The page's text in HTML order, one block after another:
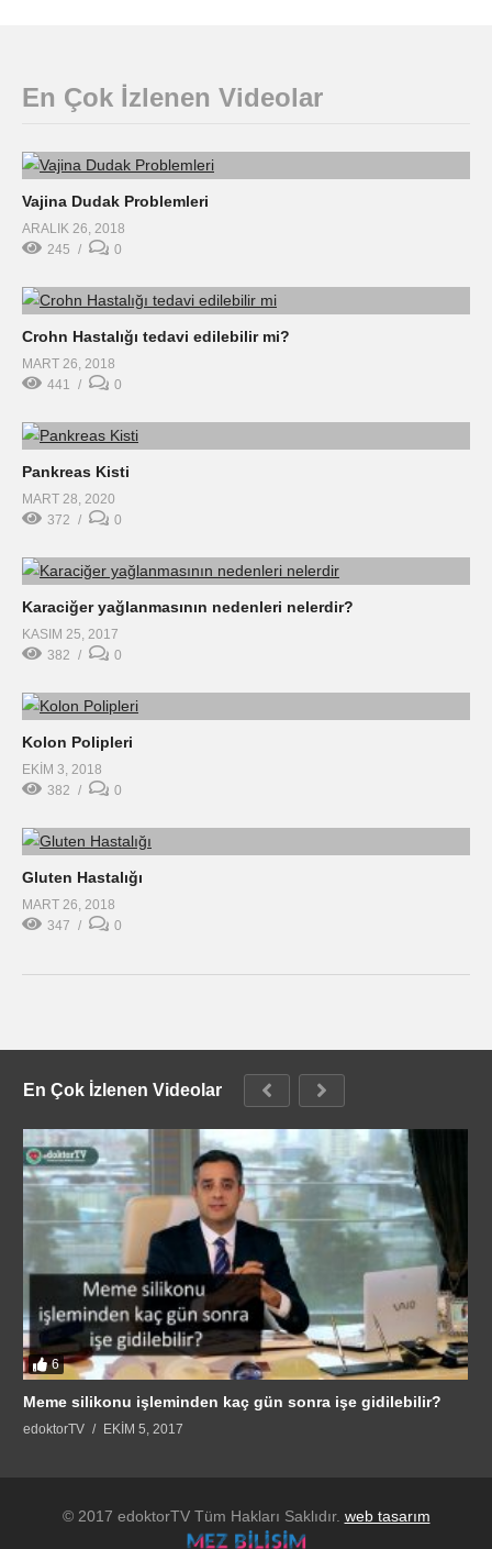
En Çok İzlenen Videolar
Vajina Dudak Problemleri
ARALIK 26, 2018
245
0
Crohn Hastalığı tedavi edilebilir mi?
MART 26, 2018
441
0
Pankreas Kisti
MART 28, 2020
372
0
Karaciğer yağlanmasının nedenleri nelerdir?
KASIM 25, 2017
382
0
Kolon Polipleri
EKIM 3, 2018
382
0
Gluten Hastalığı
MART 26, 2018
347
0
En Çok İzlenen Videolar
6
Meme silikonu işleminden kaç gün sonra işe gidilebilir?
edoktorTV EKIM 5, 2017
© 2017 edoktorTV Tüm Hakları Saklıdır. web tasarım